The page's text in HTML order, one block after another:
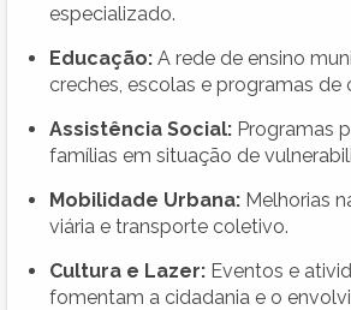
especializado.
Educação: A rede de ensino
creches, escolas e programas de
Assistência Social: Programas
famílias em situação de
Mobilidade Urbana: Melhorias
viária e transporte coletivo.
Cultura e Lazer: Eventos e
fomentam a cidadania e o